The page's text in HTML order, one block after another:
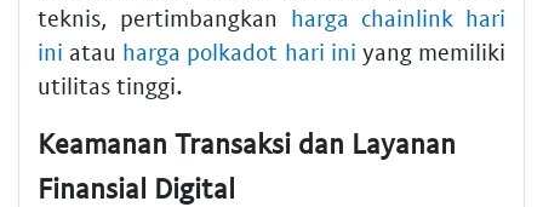
teknis, pertimbangkan harga chainlink hari
ini atau harga polkadot hari ini yang memiliki
utilitas tinggi.
Keamanan Transaksi dan Layanan
Finansial Digital